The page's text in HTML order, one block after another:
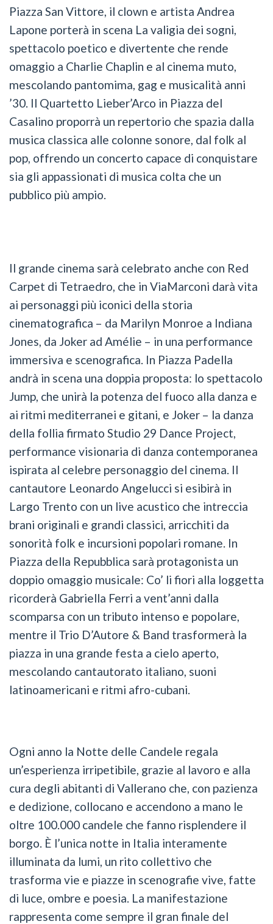
Piazza San Vittore, il clown e artista Andrea
Lapone porterà in scena La valigia dei sogni,
spettacolo poetico e divertente che rende
omaggio a Charlie Chaplin e al cinema muto,
mescolando pantomima, gag e musicalità anni
’30. Il Quartetto Lieber’Arco in Piazza del
Casalino proporrà un repertorio che spazia dalla
musica classica alle colonne sonore, dal folk al
pop, offrendo un concerto capace di conquistare
sia gli appassionati di musica colta che un
pubblico più ampio.
Il grande cinema sarà celebrato anche con Red
Carpet di Tetraedro, che in ViaMarconi darà vita
ai personaggi più iconici della storia
cinematografica – da Marilyn Monroe a Indiana
Jones, da Joker ad Amélie – in una performance
immersiva e scenografica. In Piazza Padella
andrà in scena una doppia proposta: lo spettacolo
Jump, che unirà la potenza del fuoco alla danza e
ai ritmi mediterranei e gitani, e Joker – la danza
della follia firmato Studio 29 Dance Project,
performance visionaria di danza contemporanea
ispirata al celebre personaggio del cinema. Il
cantautore Leonardo Angelucci si esibirà in
Largo Trento con un live acustico che intreccia
brani originali e grandi classici, arricchiti da
sonorità folk e incursioni popolari romane. In
Piazza della Repubblica sarà protagonista un
doppio omaggio musicale: Co’ li fiori alla loggetta
ricorderà Gabriella Ferri a vent’anni dalla
scomparsa con un tributo intenso e popolare,
mentre il Trio D’Autore & Band trasformerà la
piazza in una grande festa a cielo aperto,
mescolando cantautorato italiano, suoni
latinoamericani e ritmi afro-cubani.
Ogni anno la Notte delle Candele regala
un’esperienza irripetibile, grazie al lavoro e alla
cura degli abitanti di Vallerano che, con pazienza
e dedizione, collocano e accendono a mano le
oltre 100.000 candele che fanno risplendere il
borgo. È l’unica notte in Italia interamente
illuminata da lumi, un rito collettivo che
trasforma vie e piazze in scenografie vive, fatte
di luce, ombre e poesia. La manifestazione
rappresenta come sempre il gran finale del